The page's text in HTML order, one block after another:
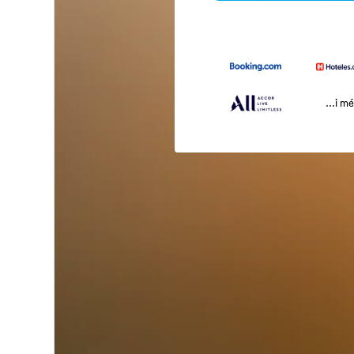
...i